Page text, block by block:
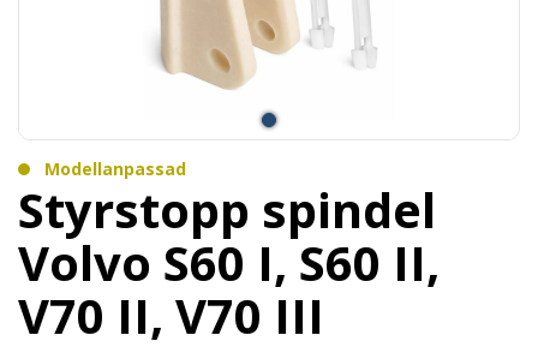
Modellanpassad
Styrstopp spindel
Volvo S60 I, S60 II,
V70 II, V70 III